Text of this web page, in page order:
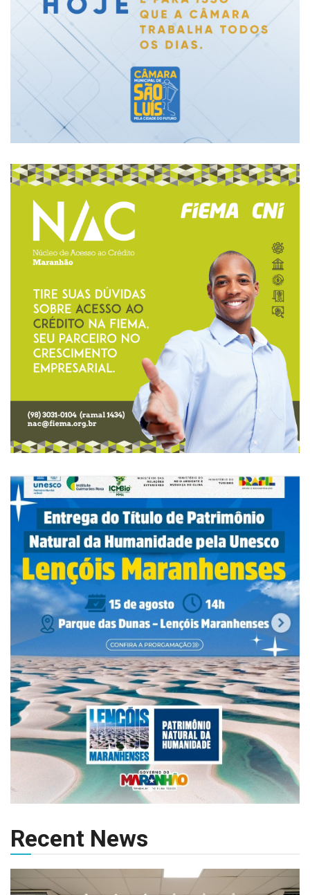
Recent News